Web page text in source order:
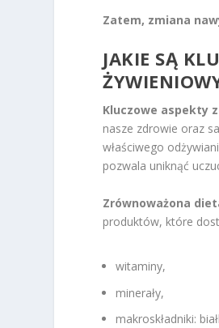
Zatem, zmiana
JAKIE SĄ
Kluczowe aspekty
nasze zdrowie oraz
właściwego
pozwala uniknąć
Zrównoważona
produktów, które
witaminy,
minerały,
makroskładniki: